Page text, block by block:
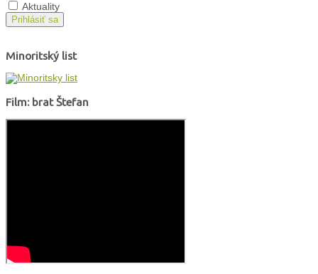
Aktuality
Prihlásiť sa
Minoritský list
Film: brat Štefan